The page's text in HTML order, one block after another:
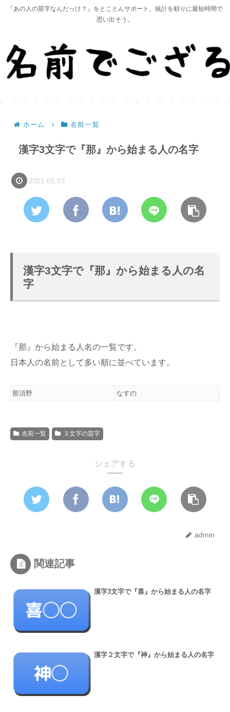
『あの人の苗字なんだっけ？』をとことんサポート。統計を頼りに最短時間で
思い出そう。
ホーム 名前一覧
漢字3文字で『那』から始まる人の名字
2021.05.03
漢字3文字で『那』から始まる人の名
字
『 那』から始まる人名の一覧です。
日本人の名前として多い順に並べています。
那須野 なすの
名前一覧 ３文字の苗字
シェアする
admin
関連記事
漢字3文字で『喜』から始まる人の名字
漢字２文字で『神』から始まる人の名字